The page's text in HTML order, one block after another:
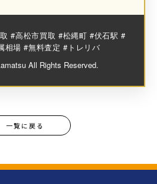
#高松市買取 #松縄町 #伏石駅 #
相場 #無料査定 #トレリバ
All Rights Reserved.
一覧に戻る